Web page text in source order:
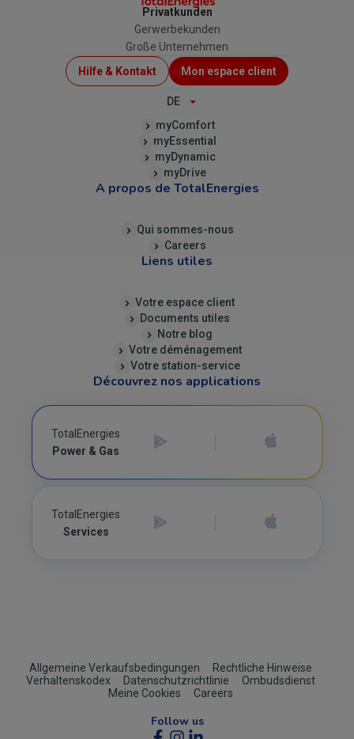
Privatkunden
Gerwerbekunden
Große Unternehmen
Menu
Top
Hilfe & Kontakt Mon espace client
DE
myComfort
myEssential
myDynamic
myDrive
A propos de TotalEnergies
Qui sommes-nous
Careers
Liens utiles
Votre espace client
Documents utiles
Notre blog
Votre déménagement
Votre station-service
Découvrez nos applications
TotalEnergies
Power & Gas
TotalEnergies
Services
Footer
Allgemeine Verkaufsbedingungen
Rechtliche Hinweise
Verhaltenskodex
Datenschutzrichtlinie
Ombudsdienst
Meine Cookies
Careers
Follow us